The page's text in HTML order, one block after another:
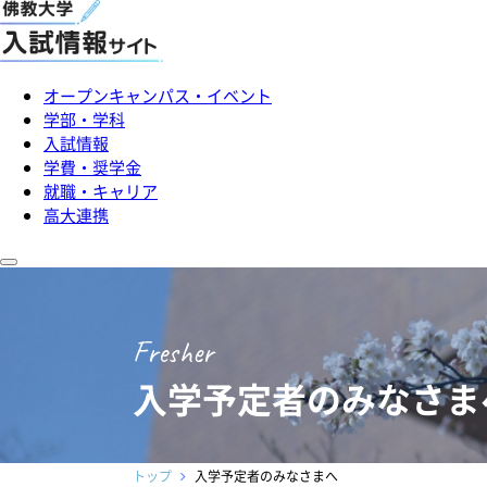
オープンキャンパス・イベント
学部・学科
入試情報
学費・奨学金
就職・キャリア
高大連携
Fresher
入学予定者のみなさ
トップ 入学予定者のみなさまへ